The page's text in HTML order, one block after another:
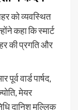
को व्यवस्थित
कहा कि स्मार्ट
की प्रगति और
वार्ड पार्षद,
मेयर
दानिश मल्लिक